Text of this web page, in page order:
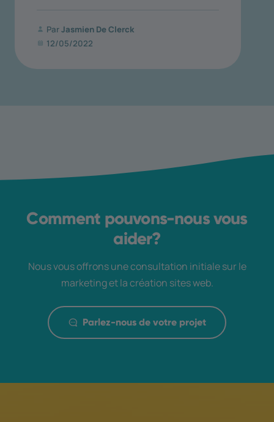
ParJasmien De Clerck
12/05/2022
Comment pouvons-nous vous
aider?
Nous vous offrons une consultation initiale sur le
marketing et la création sites web.
Parlez-nous de votre projet